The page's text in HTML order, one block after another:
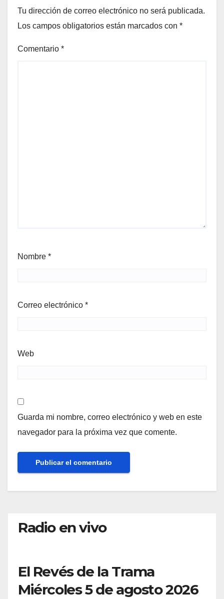
Tu dirección de correo electrónico no será publicada.
Los campos obligatorios están marcados con *
Comentario *
Nombre *
Correo electrónico *
Web
Guarda mi nombre, correo electrónico y web en este
navegador para la próxima vez que comente.
Radio en vivo
El Revés de la Trama
Miércoles 5 de agosto 2026